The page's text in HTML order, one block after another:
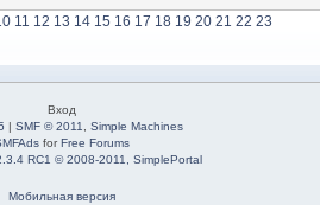
11 12 13 14 15 16 17 18 19 20 21 22 23
Вход
|SMF © 2011 ,Simple Machines
forFree Forums
RC1 © 2008-2011, SimplePortal
Мобильная версия